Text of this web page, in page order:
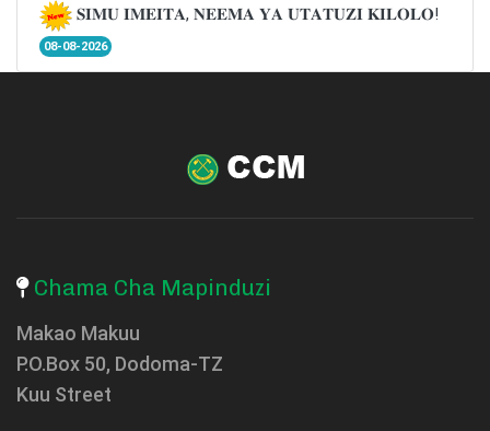
𝐒𝐈𝐌𝐔 𝐈𝐌𝐄𝐈𝐓𝐀, 𝐍𝐄𝐄𝐌𝐀 𝐘𝐀 𝐔𝐓𝐀𝐓𝐔𝐙𝐈 𝐊𝐈𝐋𝐎𝐋𝐎!
08-08-2026
Chama Cha Mapinduzi
Makao Makuu
P.O.Box 50, Dodoma-TZ
Kuu Street